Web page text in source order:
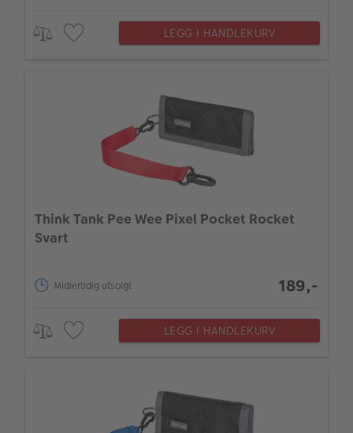
LEGG I HANDLEKURV
Think Tank Pee Wee Pixel Pocket Rocket
Svart
Midlertidig utsolgt 189,-
LEGG I HANDLEKURV